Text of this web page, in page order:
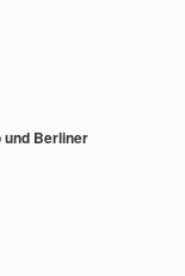
und Berliner